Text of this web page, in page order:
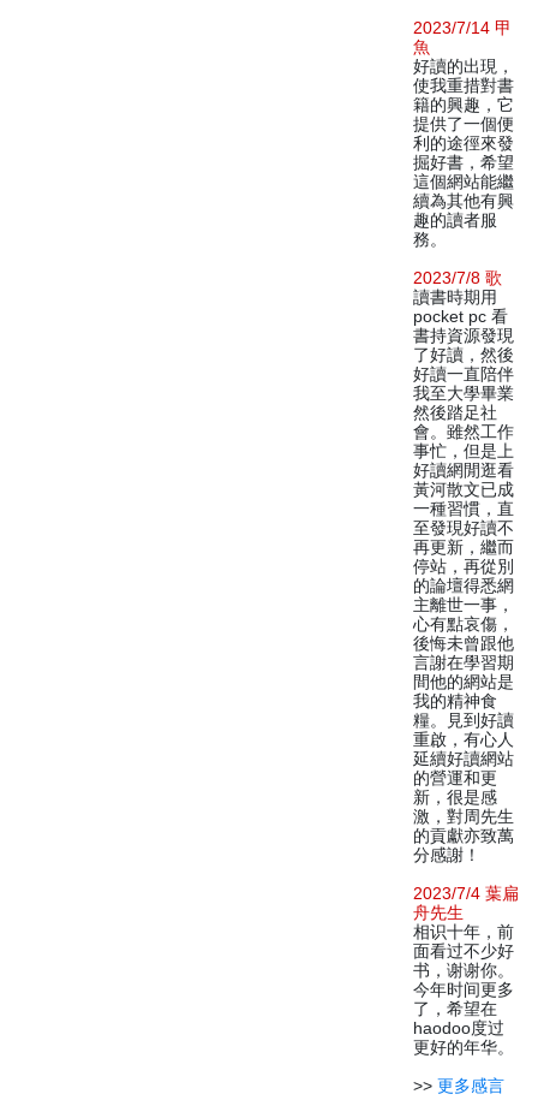
2023/7/14 甲
魚
好讀的出現，
使我重措對書
籍的興趣，它
提供了一個便
利的途徑來發
掘好書，希望
這個網站能繼
續為其他有興
趣的讀者服
務。
2023/7/8 歌
讀書時期用
pocket pc 看
書持資源發現
了好讀，然後
好讀一直陪伴
我至大學畢業
然後踏足社
會。雖然工作
事忙，但是上
好讀網閒逛看
黃河散文已成
一種習慣，直
至發現好讀不
再更新，繼而
停站，再從別
的論壇得悉網
主離世一事，
心有點哀傷，
後悔未曾跟他
言謝在學習期
間他的網站是
我的精神食
糧。見到好讀
重啟，有心人
延續好讀網站
的營運和更
新，很是感
激，對周先生
的貢獻亦致萬
分感謝！
2023/7/4 葉扁
舟先生
相识十年，前
面看过不少好
书，谢谢你。
今年时间更多
了，希望在
haodoo度过
更好的年华。
>> 更多感言